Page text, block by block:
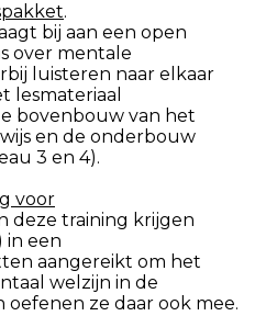
.
bij aan een open
over mentale
luisteren naar elkaar
lesmateriaal
bovenbouw van het
en de onderbouw
3 en 4).
voor
deze training krijgen
in een
aangereikt om het
welzijn in de
oefenen ze daar ook mee.